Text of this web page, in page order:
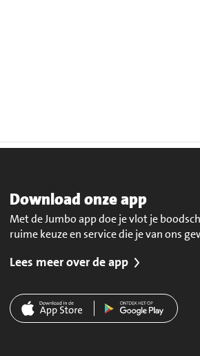
Download onze app
Met de Jumbo app doe je vlot je
ruime keuze en service die je van ons
Lees meer over de app